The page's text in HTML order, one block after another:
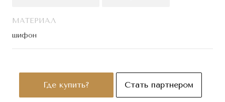
МАТЕРИАЛ
шифон
Где купить? Стать партнером